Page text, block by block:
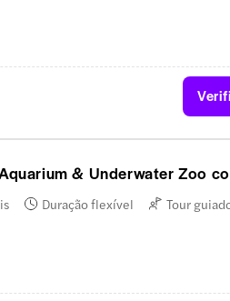
& Underwater Zoo
Duração flexível Tour